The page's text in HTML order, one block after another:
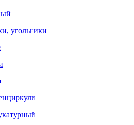
угольники